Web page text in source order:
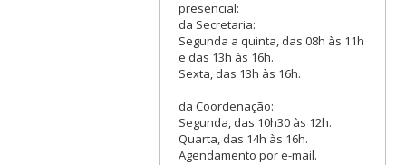
presencial:
da Secretaria:
Segunda a quinta, das 08h às 11h
e das 13h às 16h.
Sexta, das 13h às 16h.
da Coordenação:
Segunda, das 10h30 às 12h.
Quarta, das 14h às 16h.
Agendamento por e-mail.